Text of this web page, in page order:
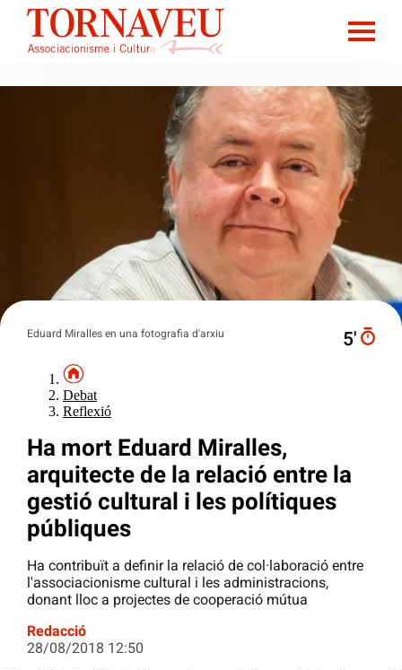
Eduard Miralles en una fotografia d'arxiu 5′
Debat
Reflexió
Ha mort Eduard Miralles,
arquitecte de la relació entre la
gestió cultural i les polítiques
públiques
Ha contribuït a definir la relació de col·laboració entre
l'associacionisme cultural i les administracions,
donant lloc a projectes de cooperació mútua
Redacció
28/08/2018 12:50